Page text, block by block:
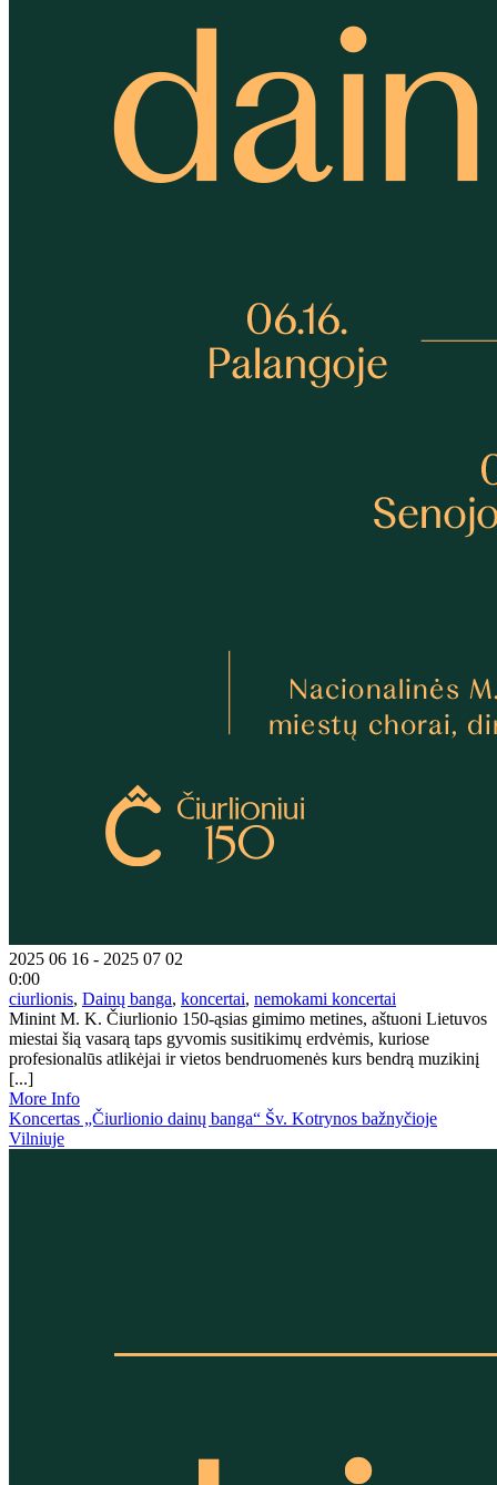
2025 06 16 - 2025 07 02
0:00
ciurlionis, Dainų banga, koncertai, nemokami koncertai
Minint M. K. Čiurlionio 150-ąsias gimimo metines, aštuoni Lietuvos
miestai šią vasarą taps gyvomis susitikimų erdvėmis, kuriose
profesionalūs atlikėjai ir vietos bendruomenės kurs bendrą muzikinį
[...]
More Info
Koncertas „Čiurlionio dainų banga“ Šv. Kotrynos bažnyčioje
Vilniuje